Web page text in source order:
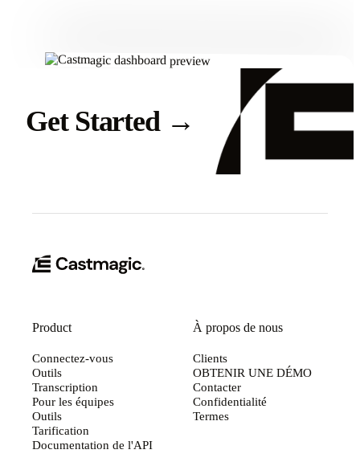
Get Started →
Product
Connectez-vous
Outils
Transcription
Pour les équipes
Outils
Tarification
Documentation de l'API
À propos de nous
Clients
OBTENIR UNE DÉMO
Contacter
Confidentialité
Termes